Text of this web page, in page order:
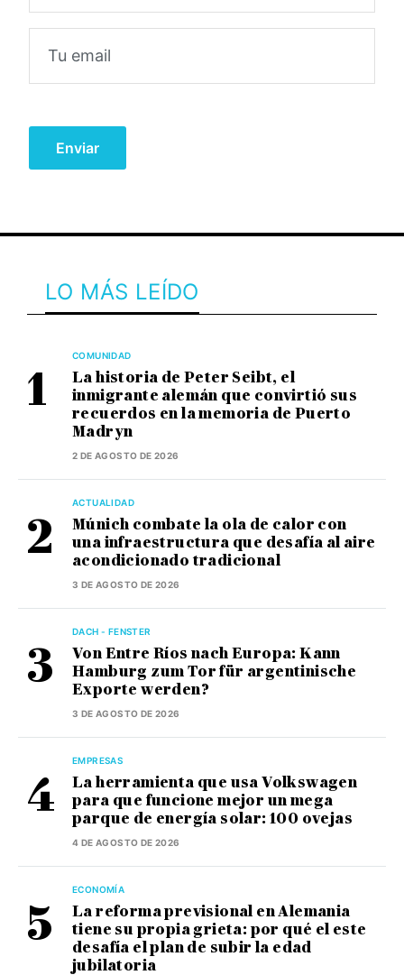
LO MÁS LEÍDO
COMUNIDAD
La historia de Peter Seibt, el
inmigrante alemán que convirtió sus
recuerdos en la memoria de Puerto
Madryn
2 DE AGOSTO DE 2026
ACTUALIDAD
Múnich combate la ola de calor con
una infraestructura que desafía al aire
acondicionado tradicional
3 DE AGOSTO DE 2026
DACH - FENSTER
Von Entre Ríos nach Europa: Kann
Hamburg zum Tor für argentinische
Exporte werden?
3 DE AGOSTO DE 2026
EMPRESAS
La herramienta que usa Volkswagen
para que funcione mejor un mega
parque de energía solar: 100 ovejas
4 DE AGOSTO DE 2026
ECONOMÍA
La reforma previsional en Alemania
tiene su propia grieta: por qué el este
desafía el plan de subir la edad
jubilatoria